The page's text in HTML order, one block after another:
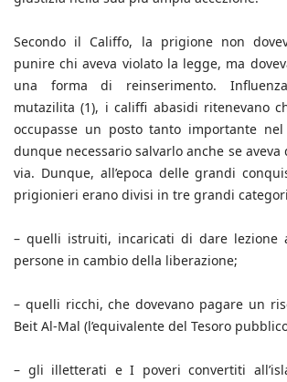
Secondo il Califfo, la prigione non
punire chi aveva violato la legge, ma
una forma di reinserimento.
mutazilita (1), i califfi abasidi ritenevano
occupasse un posto tanto importante
dunque necessario salvarlo anche se
via. Dunque, all’epoca delle grandi
prigionieri erano divisi in tre grandi
– quelli istruiti, incaricati di dare lezione
persone in cambio della liberazione;
– quelli ricchi, che dovevano pagare un
Beit Al-Mal (l’equivalente del Tesoro
– gli illetterati e I poveri convertiti